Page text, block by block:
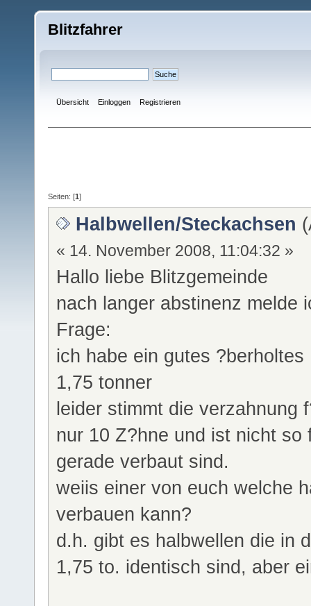
Blitzfahrer
Übersicht Einloggen Registrieren
Seiten: [1]
Halbwellen/Steckachsen
« 14. November 2008, 11:04:32 »
Hallo liebe Blitzgemeinde
nach langer abstinenz melde
Frage:
ich habe ein gutes
1,75 tonner
leider stimmt die
nur 10 Z?hne und ist nicht
gerade verbaut sind.
weiis einer von euch welche
verbauen kann?
d.h. gibt es halbwellen die in
1,75 to. identisch sind, aber